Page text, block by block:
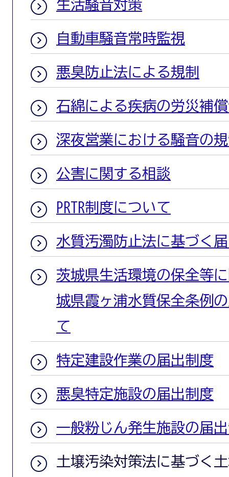
生活騒音対策
自動車騒音常時監視
悪臭防止法による規制
石綿による疾病の労災補
深夜営業における騒音の
公害に関する相談
PRTR制度について
水質汚濁防止法に基づく
茨城県生活環境の保全等
城県霞ヶ浦水質保全条例
て
特定建設作業の届出制度
悪臭特定施設の届出制度
一般粉じん発生施設の届
土壌汚染対策法に基づく